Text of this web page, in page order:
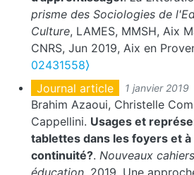
prisme des Sociologies de
Culture, LAMES, MMSH, Aix
CNRS, Jun 2019, Aix en
02431558⟩
Journal article
1 janvier 2019
Brahim Azaoui, Christelle
Cappellini. Usages et
tablettes dans les foyers et à
continuité?. Nouveaux